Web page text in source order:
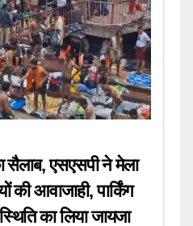
एसएसपी ने मेला
आवाजाही, पार्किंग
का लिया जायजा